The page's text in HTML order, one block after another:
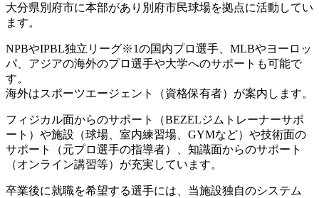
大分県別府市に本部があり別府市民球場を拠点に活動してい
ます。
NPBやIPBL独立リーグ※1の国内プロ選手、MLBやヨーロッ
パ、アジアの海外のプロ選手や大学へのサポートも可能で
す。
海外はスポーツエージェント（資格保有者）が案内します。
フィジカル面からのサポート（BEZELジムトレーナーサポ
ート）や施設（球場、室内練習場、GYMなど）や技術面の
サポート（元プロ選手の指導者）、知識面からのサポート
（オンライン講習等）が充実しています。
卒業後に就職を希望する選手には、当施設独自のシステム